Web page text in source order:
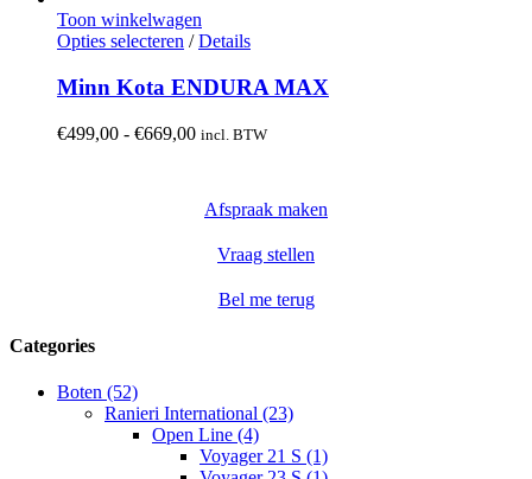
optie
kan
gekozen
worden
op
productpagina
tot
€525,00
Toon winkelwagen
Opties selecteren Dit
heeft
meerdere
variaties.
Deze
gekozen
productpagina
/ Details
Minn Kota ENDURA MAX
€499,00 - €669,00Prijsklasse:
incl. BTW
Afspraak maken
Vraag stellen
Bel me terug
Categories
Boten (52)
Ranieri International (23)
Open Line (4)
Voyager 21 S (1)